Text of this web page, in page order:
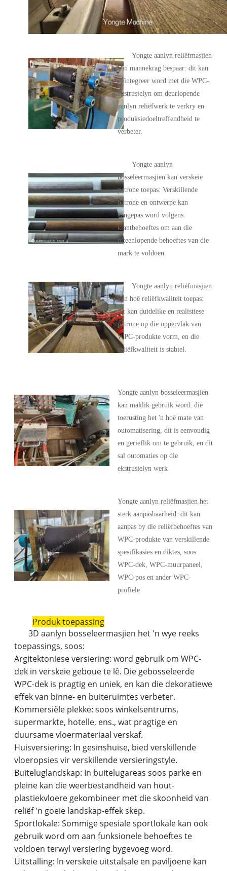
Yongte aanlyn reliëfmasjien
kan mannekrag bespaar: dit kan
geïntegreer word met die WPC-
ekstrusielyn om deurlopende
aanlyn reliëfwerk te verkry en
produksiedoeltreffendheid te
verbeter.
Yongte aanlyn
bosseleermasjien kan verskeie
patrone toepas: Verskillende
patrone en ontwerpe kan
aangepas word volgens
klantbehoeftes om aan die
uiteenlopende behoeftes van die
mark te voldoen.
Yongte aanlyn reliëfmasjien
kan hoë reliëfkwaliteit toepas:
dit kan duidelike en realistiese
patrone op die oppervlak van
WPC-produkte vorm, en die
reliëfkwaliteit is stabiel.
Yongte aanlyn bosseleermasjien
kan maklik gebruik word: die
toerusting het 'n hoë mate van
outomatisering, dit is eenvoudig
en gerieflik om te gebruik, en dit
sal outomaties op die
ekstrusielyn werk
Yongte aanlyn reliëfmasjien het
sterk aanpasbaarheid: dit kan
aanpas by die reliëfbehoeftes van
WPC-produkte van verskillende
spesifikasies en diktes, soos
WPC-dek, WPC-muurpaneel,
WPC-pos en ander WPC-
profiele
Produk toepassing
3D aanlyn bosseleermasjien het 'n wye reeks
toepassings, soos:
Argitektoniese versiering: word gebruik om WPC-
dek in verskeie geboue te lê. Die gebosseleerde
WPC-dek is pragtig en uniek, en kan die dekoratiewe
effek van binne- en buiteruimtes verbeter.
Kommersiële plekke: soos winkelsentrums,
supermarkte, hotelle, ens., wat pragtige en
duursame vloermateriaal verskaf.
Huisversiering: In gesinshuise, bied verskillende
vloeropsies vir verskillende versieringstyle.
Buiteluglandskap: In buitelugareas soos parke en
pleine kan die weerbestandheid van hout-
plastiekvloere gekombineer met die skoonheid van
reliëf 'n goeie landskap-effek skep.
Sportlokale: Sommige spesiale sportlokale kan ook
gebruik word om aan funksionele behoeftes te
voldoen terwyl versiering bygevoeg word.
Uitstalling: In verskeie uitstalsale en paviljoene kan